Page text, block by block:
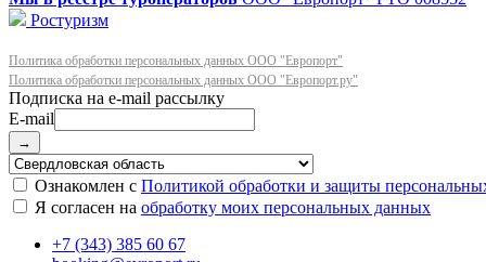
Ростуризм
Политика обработки персональных данных ООО "Европорт"
Политика обработки персональных данных ООО "Европорт.ру"
E-mail
→
Ознакомлен с Политикой обработки и защиты
Я согласен на обработку моих персональных данных
+7 (343) 385 60 67